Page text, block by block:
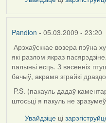
Pandion - 05.03.2009 - 23:20
Арэхаўсккае возера пэўна
які разлом якраз
палыньі есць. З вясенніх
бачыў, акрамя зграйкі
P.S. (пакауль дадаў
штосьці я пакуль не
Увайдзіце ці